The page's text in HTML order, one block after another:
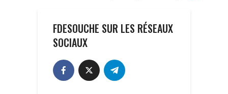
FDESOUCHE SUR LES RÉSEAUX
SOCIAUX